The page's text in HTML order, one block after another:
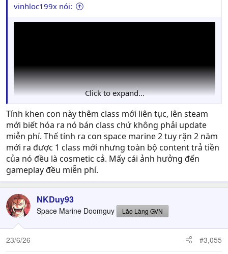
vinhloc199x nói:
Click to expand...
Tính khen con này thêm class mới liên tục, lên steam
mới biết hóa ra nó bán class chứ không phải update
miễn phí. Thế tính ra con space marine 2 tuy rặn 2 năm
mới ra được 1 class mới nhưng toàn bộ content trả tiền
của nó đều là cosmetic cả. Mấy cái ảnh hưởng đến
gameplay đều miễn phí.
NKDuy93
Space Marine Doomguy Lão Làng GVN
23/6/26 #3,055